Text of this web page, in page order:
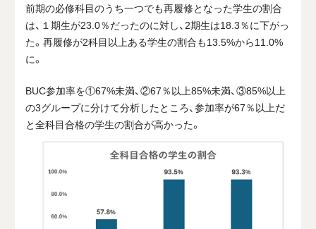
前期の必修科目のうち一つでも再履修となった学生の割合
は、１期生が23.0％だったのに対し、2期生は18.3％に下がっ
た。再履修が2科目以上ある学生の割合も13.5%から11.0%
に。
BUC参加率を①67%未満、②67％以上85%未満、③85%以上
の3グループに分けて分析したところ、参加率が67％以上だ
と全科目合格の学生の割合が高かった。